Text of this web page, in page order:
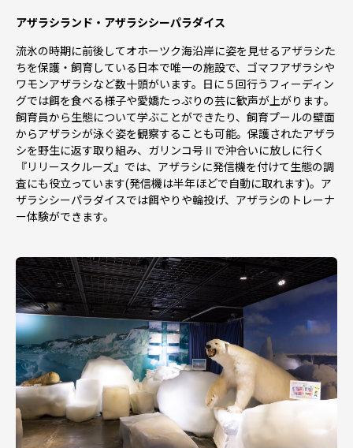
アザラシランド・アザラシシーパラダイス
流氷の時期に前後してオホーツク海沿岸に姿を見せるアザラシた
ちを保護・飼育している日本で唯一の施設で、ゴマフアザラシや
ワモンアザラシなど数十頭がいます。日に５回行うフィーディン
グでは餌を食べる様子や愛嬌たっぷりの芸に歓声が上がります。
飼育員から生態について学ぶことができたり、飼育プールの壁面
からアザラシが泳ぐ姿を観察することも可能。保護されたアザラ
シを野生に返す取り組み、ガリンコ号Ⅱで沖合いに放しに行く
『リリースクルーズ』では、アザラシに発信機を付けて生態の調
査にも役立っています(発信機は半年ほどで自動に取れます)。ア
ザラシシーパラダイスでは餌やりや輪投げ、アザラシのトレーナ
ー体験ができます。